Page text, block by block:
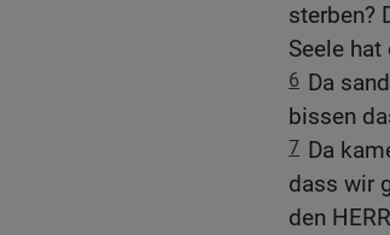
sterben?
Seele
6 Da
bissen
7 Da
dass wir
den